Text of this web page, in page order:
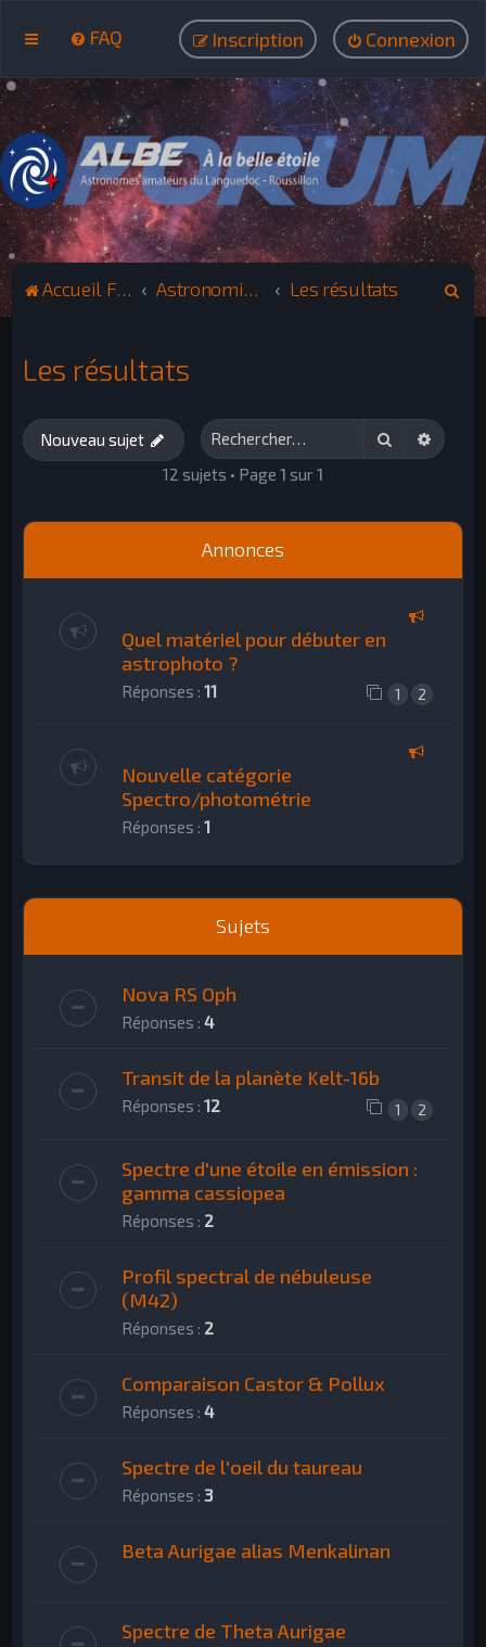
FAQ Connexion
Inscription
Accueil Forum ALBE Astronomie : Spectroscopie, Photométrie Les résultats
e
Les résultats
Nouveau sujet Rechercher
12 sujets • Page 1 sur1
Annonces
Quel matériel pour débuter en
astrophoto ?
Réponses :11 1 2
Nouvelle catégorie
Spectro/photométrie
Réponses :1
Sujets
Nova RS Oph
Réponses :4
Transit de la planète Kelt-16b
Réponses :12 1 2
Spectre d'une étoile en émission :
gamma cassiopea
Réponses : 2
Profil spectral de nébuleuse
(M42)
Réponses : 2
Comparaison Castor & Pollux
Réponses :4
Spectre de l'oeil du taureau
Réponses : 3
Beta Aurigae alias Menkalinan
Spectre de Theta Aurigae